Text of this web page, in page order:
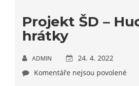
Projekt ŠD –
hrátky
ADMIN
24. 4. 2022
Komentáře nejsou povolené